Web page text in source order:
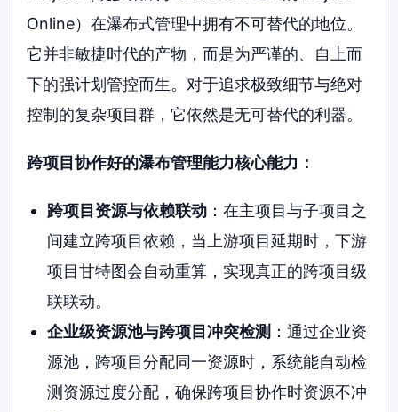
Online）在瀑布式管理中拥有不可替代的地位。
它并非敏捷时代的产物，而是为严谨的、自上而
下的强计划管控而生。对于追求极致细节与绝对
控制的复杂项目群，它依然是无可替代的利器。
跨项目协作好的瀑布管理能力核心能力：
跨项目资源与依赖联动：在主项目与子项目之
间建立跨项目依赖，当上游项目延期时，下游
项目甘特图会自动重算，实现真正的跨项目级
联联动。
企业级资源池与跨项目冲突检测 ：通过企业资
源池，跨项目分配同一资源时，系统能自动检
测资源过度分配，确保跨项目协作时资源不冲